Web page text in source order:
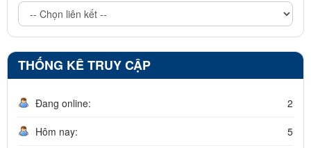
THỐNG KÊ TRUY CẬP
Đang online: 2
Hôm nay: 5